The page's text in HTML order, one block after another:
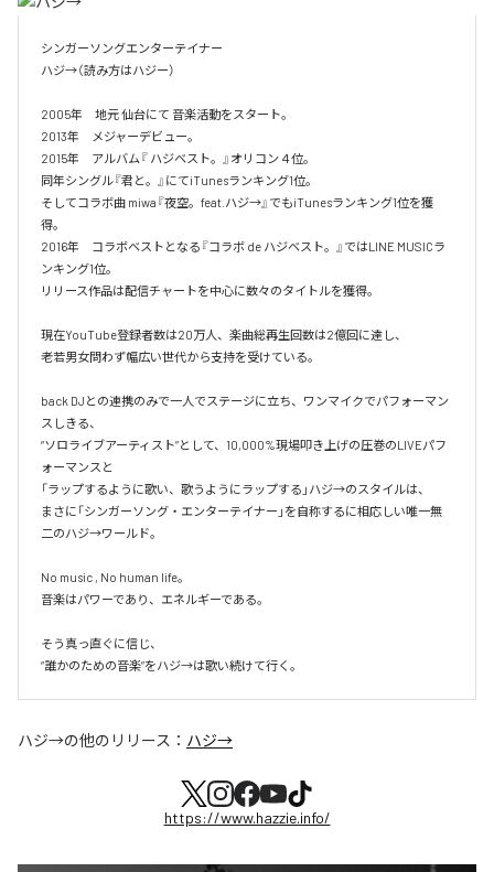
シンガーソングエンターテイナー
ハジ→（読み方はハジー）
2005年　地元 仙台にて 音楽活動をスタート。
2013年　メジャーデビュー。
2015年　アルバム『 ハジベスト。』オリコン４位。
同年シングル『君と。』にてiTunesランキング1位。
そしてコラボ曲 miwa『夜空。feat.ハジ→』でもiTunesランキング1位を獲
得。
2016年　コラボベストとなる『コラボ de ハジベスト。』ではLINE MUSICラ
ンキング1位。
リリース作品は配信チャートを中心に数々のタイトルを獲得。
現在YouTube登録者数は20万人、楽曲総再生回数は2億回に達し、
老若男女問わず幅広い世代から支持を受けている。
back DJとの連携のみで一人でステージに立ち、ワンマイクでパフォーマン
スしきる、
“ソロライブアーティスト”として、10,000%現場叩き上げの圧巻のLIVEパフ
ォーマンスと
「ラップするように歌い、歌うようにラップする」ハジ→のスタイルは、
まさに「シンガーソング・エンターテイナー」を自称するに相応しい唯一無
二のハジ→ワールド。
No music , No human life。
音楽はパワーであり、エネルギーである。
そう真っ直ぐに信じ、
ハジ→の他のリリース： ハジ→
https://www.hazzie.info/